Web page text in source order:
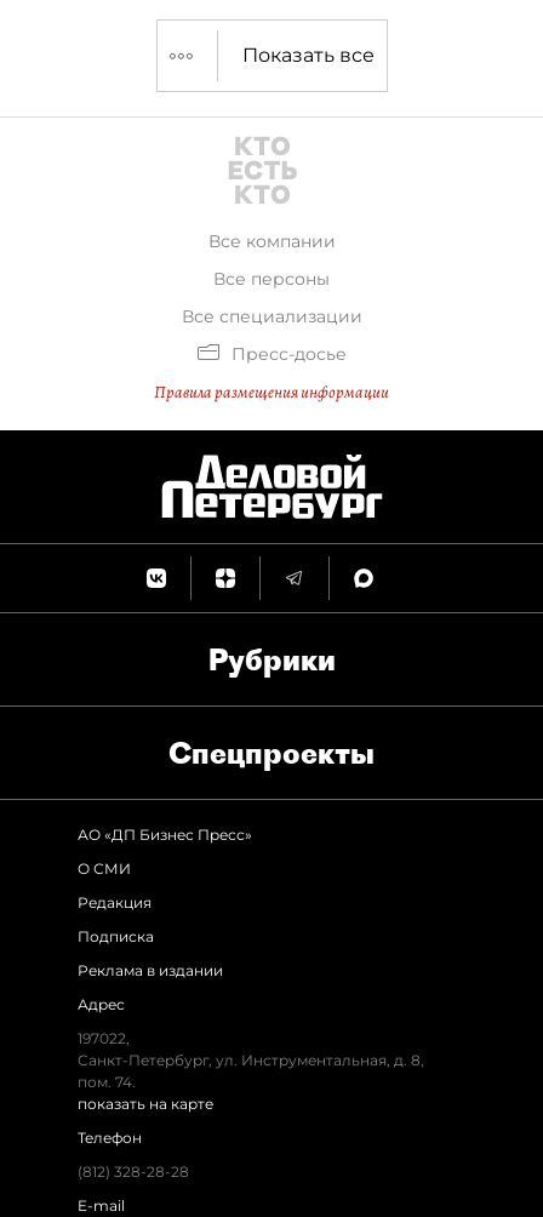
Показать все
Все компании
Все персоны
Все специализации
Пресс-досье
Правила размещения информации
Рубрики
Спец­проекты
АО «ДП Бизнес Пресс»
О СМИ
Редакция
Подписка
Реклама в издании
Адрес
197022,
Санкт-Петербург, ул. Инструментальная, д. 8,
пом. 74.
показать на карте
Телефон
(812) 328-28-28
E-mail